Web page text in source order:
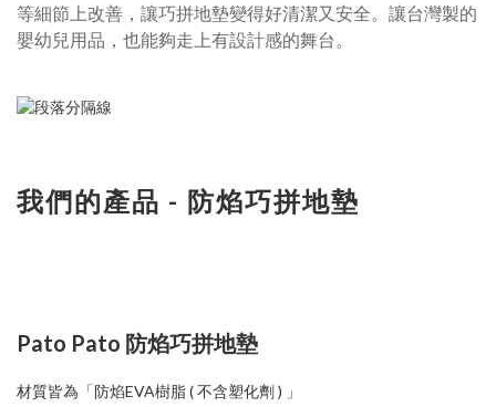
等細節上改善，讓巧拼地墊變得好清潔又安全。讓台灣製的
嬰幼兒用品，也能夠走上有設計感的舞台。
我們的產品 - 防焰巧拼地墊
Pato Pato 防焰巧拼地墊
材質皆為「防焰EVA樹脂 ( 不含塑化劑 ) 」